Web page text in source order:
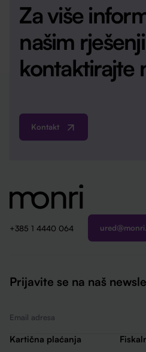
Za više
našim
kontaktirajte
Kontakt
+385 1 4440 064
Prijavite se na naš
Kartična plaćanja